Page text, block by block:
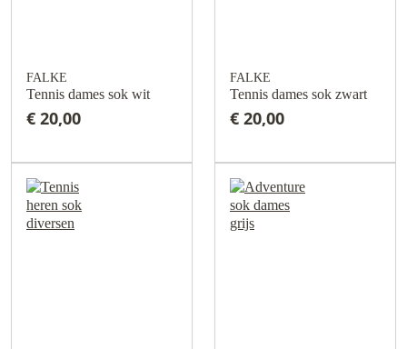
FALKE
Tennis dames sok wit
€ 20,00
FALKE
Tennis dames sok zwart
€ 20,00